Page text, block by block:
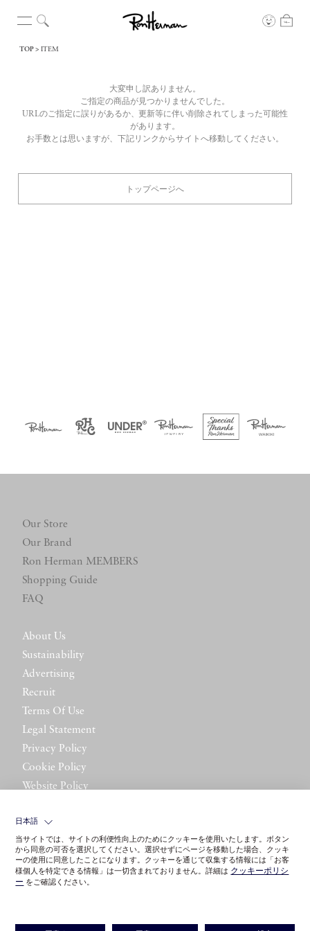
TOP ITEM
大変申し訳ありません。
ご指定の商品が見つかりませんでした。
URLのご指定に誤りがあるか、更新等に伴い削除されてしまった可能性
があります。
お手数とは思いますが、下記リンクからサイトへ移動してください。
トップページへ
Our Store
Our Brand
Ron Herman MEMBERS
Shopping Guide
FAQ
About Us
Sustainability
Advertising
Recruit
Terms Of Use
Legal Statement
Privacy Policy
Cookie Policy
Website Policy
日本語
当サイトでは、サイトの利便性向上のためにクッキーを使用いたします。ボタン
から同意の可否を選択してください。選択せずにページを移動した場合、クッキ
ーの使用に同意したことになります。クッキーを通じて収集する情報には「お客
様個人を特定できる情報」は一切含まれておりません。詳細は クッキーポリシ
ー をご確認ください。